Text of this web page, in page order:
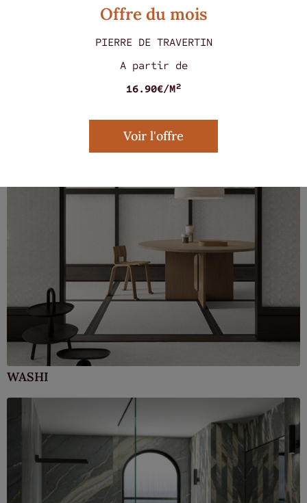
WASHI
Offre du mois
PIERRE DE TRAVERTIN
A partir de
16.90€/M²
Voir l'offre